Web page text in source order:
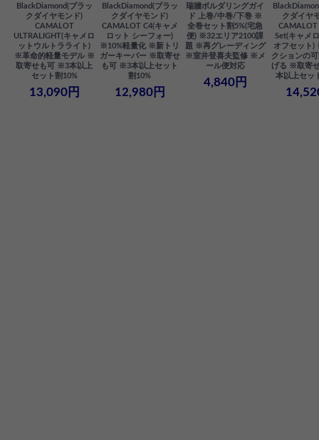
BlackDiamond(ブラッ
クダイヤモンド)
CAMALOT
ULTRALIGHT(キャメロ
ットウルトラライト)
※革命的軽量モデル ※
取寄せも可 ※3本以上
セット割10%
13,090円
BlackDiamond(ブラッ
クダイヤモンド)
CAMALOT C4(キャメ
ロット シーフォー)
※10%軽量化 ※新トリ
ガーキーパー ※取寄せ
も可 ※3本以上セット
割10%
12,980円
瑞牆ボルダリングガイ
ド 上巻/中巻/下巻 ※
全巻セット割5%(宅急
便) ※32エリア2100課
題 ※再グレーディング
※室井登喜夫監修 ※メ
ール便対応
4,840円
クダイヤ
Set(キャメ
オフセット)
クションの
げる ※取寄
本以上セッ